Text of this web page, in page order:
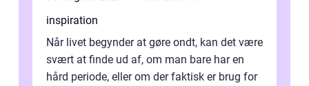
inspiration
Når livet begynder at gøre ondt, kan det være
svært at finde ud af, om man bare har en
hård periode, eller om der faktisk er brug for